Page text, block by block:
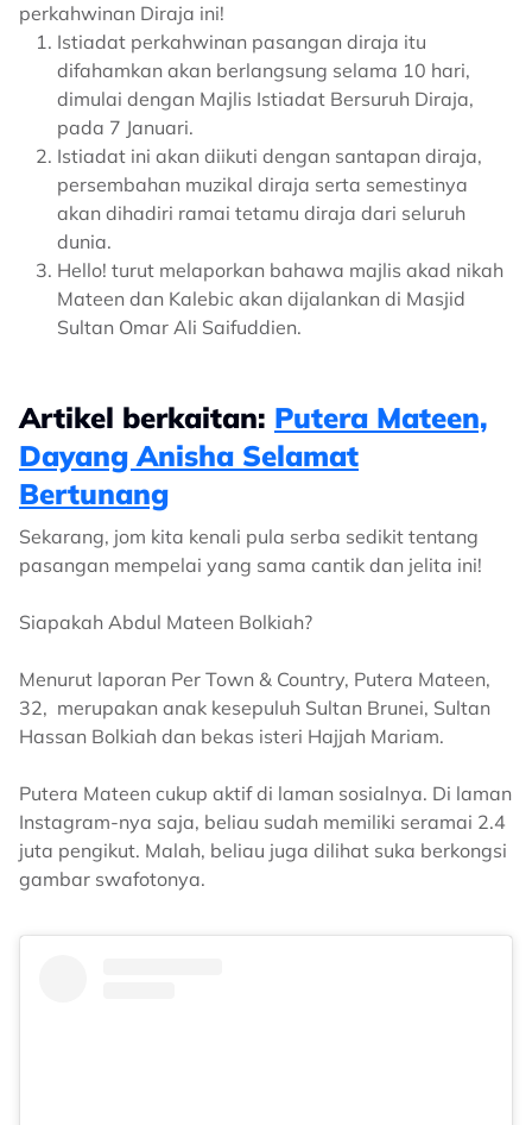
perkahwinan Diraja ini!
Istiadat perkahwinan pasangan diraja itu
difahamkan akan berlangsung selama 10 hari,
dimulai dengan Majlis Istiadat Bersuruh Diraja,
pada 7 Januari.
Istiadat ini akan diikuti dengan santapan diraja,
persembahan muzikal diraja serta semestinya
akan dihadiri ramai tetamu diraja dari seluruh
dunia.
Hello! turut melaporkan bahawa majlis akad nikah
Mateen dan Kalebic akan dijalankan di Masjid
Sultan Omar Ali Saifuddien.
Artikel berkaitan: Putera Mateen,
Dayang Anisha Selamat
Bertunang
Sekarang, jom kita kenali pula serba sedikit tentang
pasangan mempelai yang sama cantik dan jelita ini!
Siapakah Abdul Mateen Bolkiah?
Menurut laporan Per Town & Country, Putera Mateen,
32, merupakan anak kesepuluh Sultan Brunei, Sultan
Hassan Bolkiah dan bekas isteri Hajjah Mariam.
Putera Mateen cukup aktif di laman sosialnya. Di laman
Instagram-nya saja, beliau sudah memiliki seramai 2.4
juta pengikut. Malah, beliau juga dilihat suka berkongsi
gambar swafotonya.